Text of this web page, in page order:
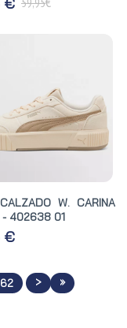
W. CARINA
- 402638 01
€
62 > »